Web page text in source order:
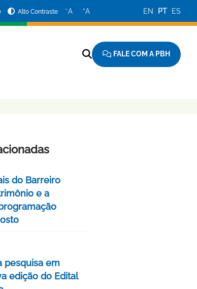
Alto Contraste −A +A EN PT ES
FALE COM A PBH
do Barreiro
e a
pesquisa em
edição do Edital